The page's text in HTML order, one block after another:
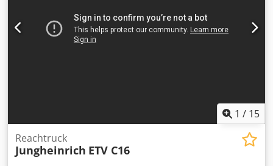
Achterbanden, type: Superelastisch Batterij, voltage: 48V
Batterij, capaciteit: 4Ah Batterij, type: PzS Beschrijving:
Onderhoud uitgevoerd + keuring volgens
1 / 15
Reachtruck
Jungheinrich ETV C16